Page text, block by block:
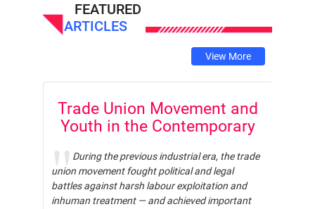
FEATURED
ARTICLES
View More
Trade Union Movement and
Youth in the Contemporary
During the previous industrial era, the trade
union movement fought political and legal
battles against harsh labour exploitation and
inhuman treatment — and achieved important